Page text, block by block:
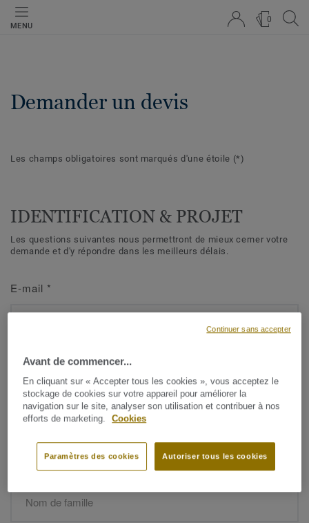
MENU
0
Demander un devis
Les champs obligatoires sont marqués d'une étoile (*)
IDENTIFICATION & PROJET
Les questions suivantes nous permettront de mieux cerner votre
demande et d'y répondre dans les meilleurs délais.
E-mail *
Prénom*
Avant de commencer...
En cliquant sur « Accepter tous les cookies », vous acceptez le
stockage de cookies sur votre appareil pour améliorer la
navigation sur le site, analyser son utilisation et contribuer à nos
efforts de marketing.
Cookies
Autoriser tous les cookies
Paramètres des cookies
Continuer sans accepter